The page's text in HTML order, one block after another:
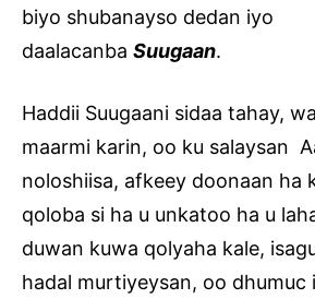
biyo shubanayso dedan iyo
daalacanba Suugaan.
Haddii Suugaani sidaa tahay,
maarmi karin, oo ku salaysan
noloshiisa, afkeey doonaan ha
qoloba si ha u unkatoo ha u
duwan kuwa qolyaha kale,
hadal murtiyeysan, oo dhumuc